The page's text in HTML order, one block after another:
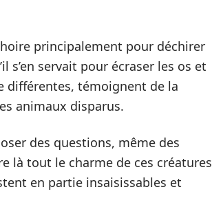
principalement pour déchirer
s’en servait pour écraser les os et
différentes, témoignent de la
animaux disparus.
des questions, même des
là tout le charme de ces créatures
en partie insaisissables et